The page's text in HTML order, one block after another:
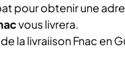
pour obtenir une
vous livrera.
la livraiison Fnac en